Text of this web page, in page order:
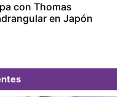
con Thomas
en Japón